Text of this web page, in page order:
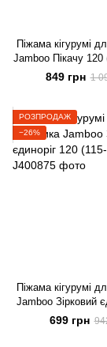
Піжама кігурумі
Jamboo Пікачу 120
849 грн 1
РОЗПРОДАЖ
−26%
Піжама кігурумі
Jamboo Зірковий
(115-125
699 грн